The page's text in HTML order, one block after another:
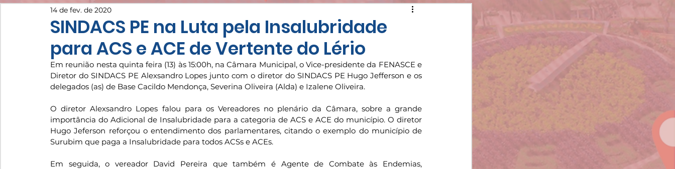
INSTAGRAM 2026
SINDACS PE na Luta pela Insalubridade
para ACS e ACE de Vertente do Lério
14 de fev. de 2020
Em reunião nesta quinta feira (13) às 15:00h, na Câmara Municipal, o Vice-presidente da FENASCE e
Diretor do SINDACS PE Alexsandro Lopes junto com o diretor do SINDACS PE Hugo Jefferson e os
delegados (as) de Base Cacildo Mendonça, Severina Oliveira (Alda) e Izalene Oliveira.
O diretor Alexsandro Lopes falou para os Vereadores no plenário da Câmara, sobre a grande
importância do Adicional de Insalubridade para a categoria de ACS e ACE do município. O diretor
Hugo Jeferson reforçou o entendimento dos parlamentares, citando o exemplo do município de
Surubim que paga a Insalubridade para todos ACSs e ACEs.
Em seguida, o vereador David Pereira que também é Agente de Combate às Endemias,